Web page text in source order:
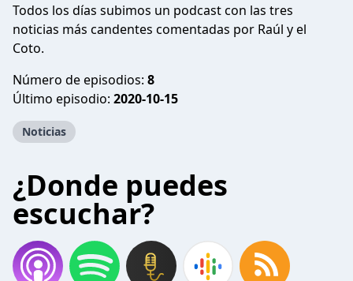
Todos los días subimos un podcast con las tres
noticias más candentes comentadas por Raúl y el
Coto.
Número de episodios: 8
Último episodio: 2020-10-15
Noticias
¿Donde puedes
escuchar?